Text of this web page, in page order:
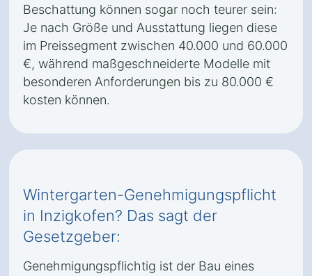
Beschattung können sogar noch teurer sein:
Je nach Größe und Ausstattung liegen diese
im Preissegment zwischen 40.000 und 60.000
€, während maßgeschneiderte Modelle mit
besonderen Anforderungen bis zu 80.000 €
kosten können.
Wintergarten-Genehmigungspflicht
in Inzigkofen? Das sagt der
Gesetzgeber:
Genehmigungspflichtig ist der Bau eines